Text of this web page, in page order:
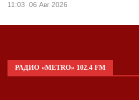
11:03 06 Авг 2026
РАДИО «METRO» 102.4 FM